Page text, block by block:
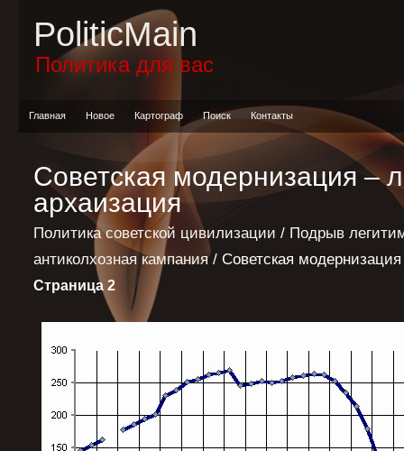
PoliticMain
Политика для вас
Главная Новое Картограф Поиск Контакты
Советская модернизация –
архаизация
Политика советской цивилизации / Подрыв
антиколхозная кампания/ Советская
Страница 2